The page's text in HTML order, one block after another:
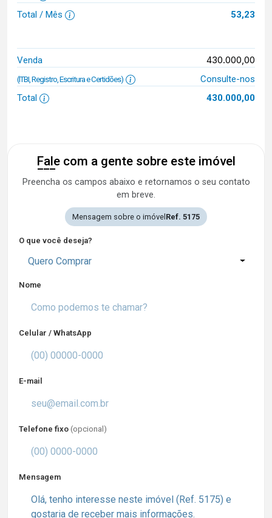
Total / Mês
53,23
Venda 430.000,00
(ITBI, Registro, Escritura e Certidões)
Consulte-nos
Total
430.000,00
Fale com a gente sobre este imóvel
Preencha os campos abaixo e retornamos o seu contato
em breve.
Mensagem sobre o imóvelRef. 5175
O que você deseja?
Quero Comprar
Nome
Celular / WhatsApp
E-mail
Telefone fixo (opcional)
Mensagem